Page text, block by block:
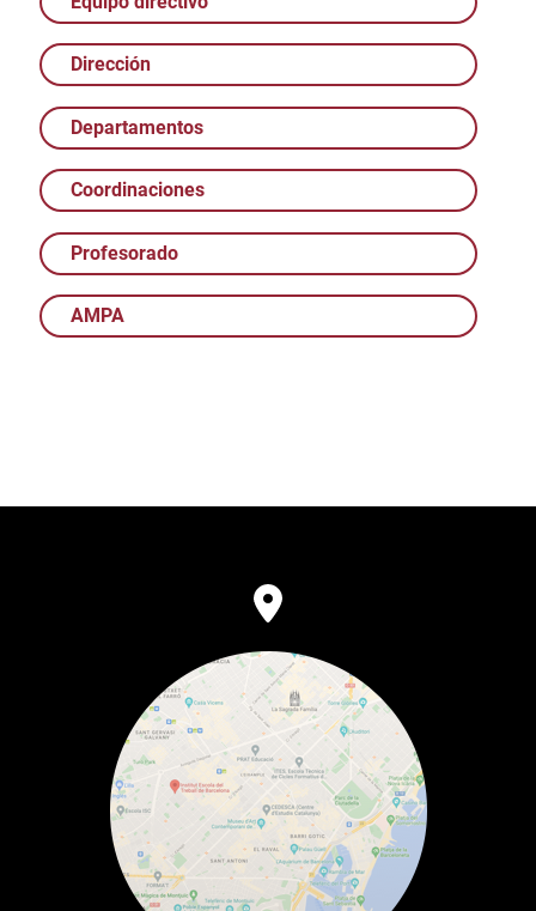
Dirección
Departamentos
Coordinaciones
Profesorado
AMPA